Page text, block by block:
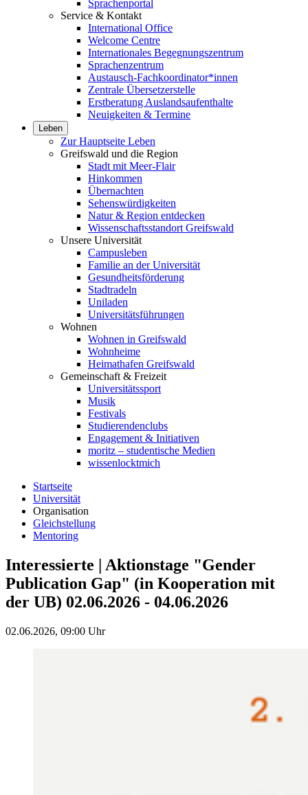
Sprachenportal
Service & Kontakt
International Office
Welcome Centre
Internationales Begegnungszentrum
Sprachenzentrum
Austausch-Fachkoordinator*innen
Zentrale Übersetzerstelle
Erstberatung Auslandsaufenthalte
Neuigkeiten & Termine
Leben
Zur Hauptseite Leben
Greifswald und die Region
Stadt mit Meer-Flair
Hinkommen
Übernachten
Sehenswürdigkeiten
Natur & Region entdecken
Wissenschaftsstandort Greifswald
Unsere Universität
Campusleben
Familie an der Universität
Gesundheitsförderung
Stadtradeln
Uniladen
Universitätsführungen
Wohnen
Wohnen in Greifswald
Wohnheime
Heimathafen Greifswald
Gemeinschaft & Freizeit
Universitätssport
Musik
Festivals
Studierendenclubs
Engagement & Initiativen
moritz – studentische Medien
wissenlocktmich
Startseite
Universität
Organisation
Gleichstellung
Mentoring
Interessierte | Aktionstage "Gender
Publication Gap" (in Kooperation mit
der UB) 02.06.2026 - 04.06.2026
02.06.2026, 09:00 Uhr